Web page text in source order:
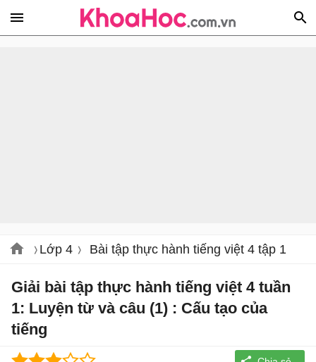
Lớp 4 Bài tập thực hành tiếng việt 4 tập 1
Giải bài tập thực hành tiếng việt 4 tuần
1: Luyện từ và câu (1) : Cấu tạo của
tiếng